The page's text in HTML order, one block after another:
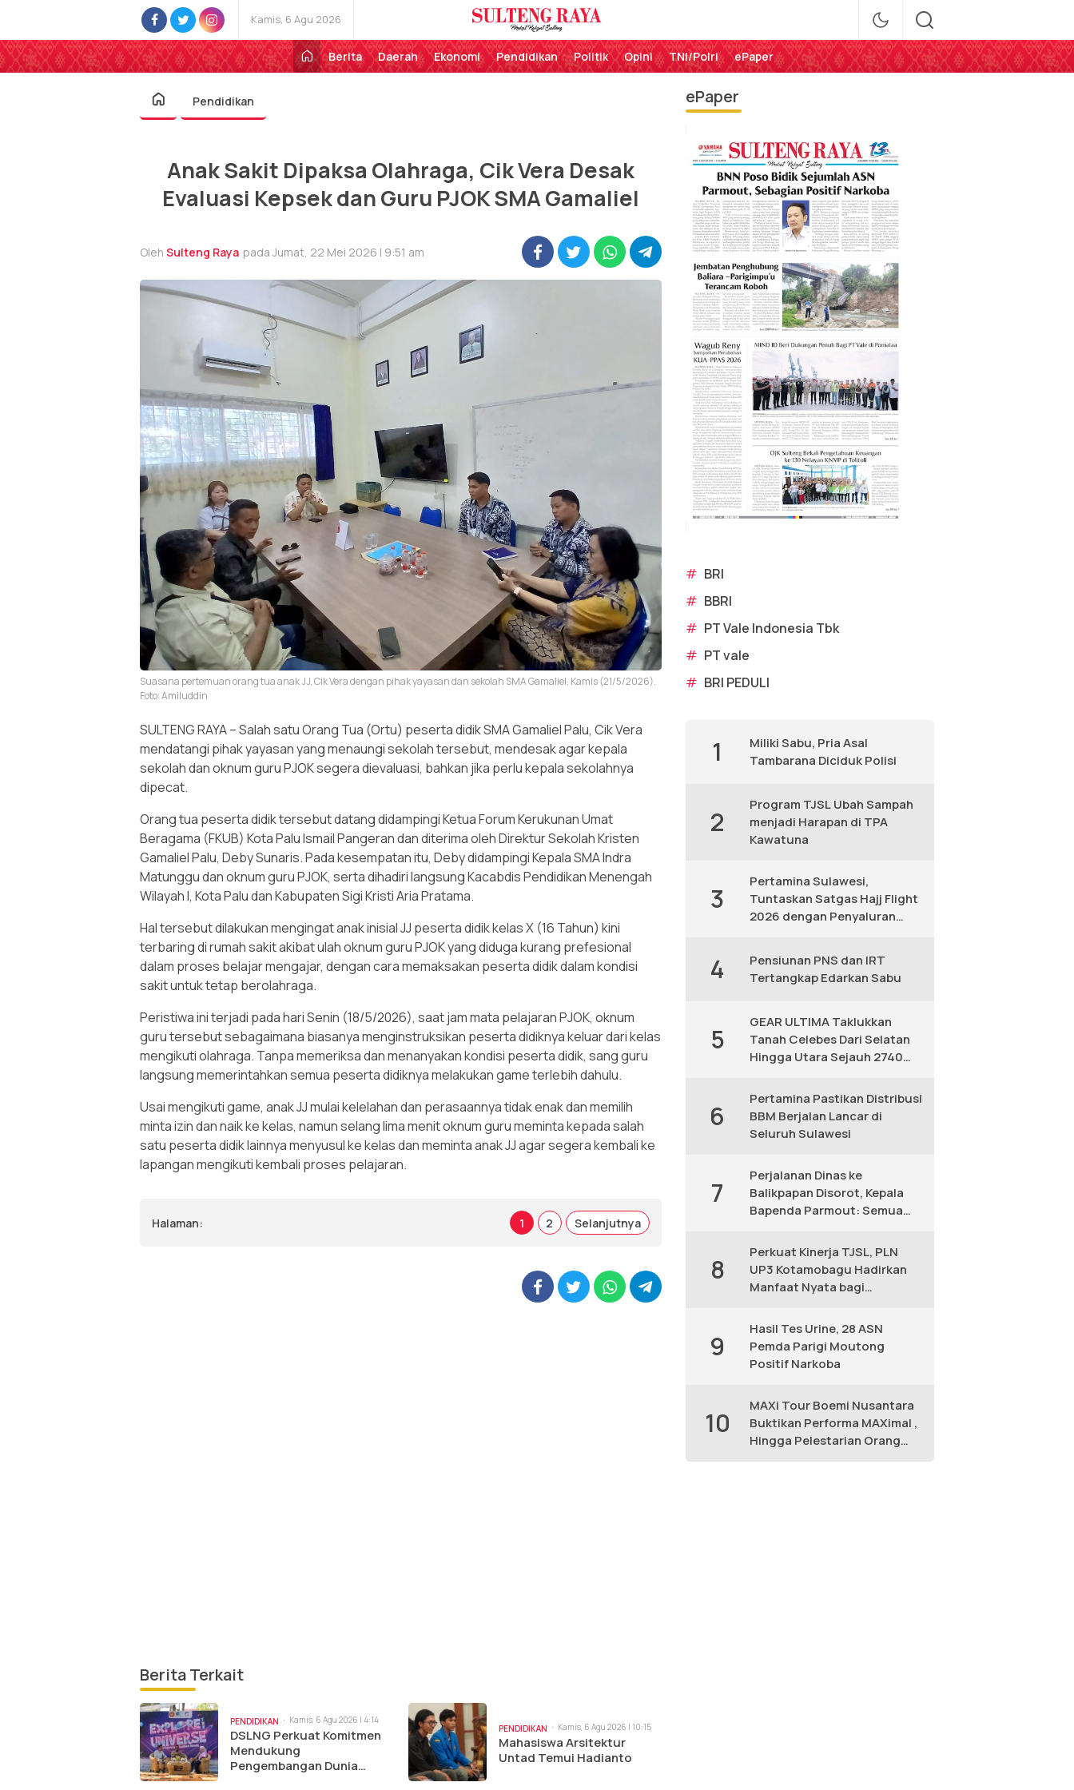
Kamis, 6 Agu 2026
Sulteng Raya
Perekat Rakyat Sulteng
Berita
Daerah Ekonomi Pendidikan Politik Opini TNI/Polri ePaper
Pendidikan
Anak Sakit Dipaksa Olahraga, Cik Vera Desak
Evaluasi Kepsek dan Guru PJOK SMA Gamaliel
Oleh Sulteng Raya pada Jumat, 22 Mei 2026 | 9:51 am
Suasana pertemuan orang tua anak JJ, Cik Vera dengan pihak yayasan dan sekolah SMA Gamaliel, Kamis (21/5/2026).
Foto: Amiluddin
SULTENG RAYA – Salah satu Orang Tua (Ortu) peserta didik SMA Gamaliel Palu, Cik Vera
mendatangi pihak yayasan yang menaungi sekolah tersebut, mendesak agar kepala
sekolah dan oknum guru PJOK segera dievaluasi, bahkan jika perlu kepala sekolahnya
dipecat.
Orang tua peserta didik tersebut datang didampingi Ketua Forum Kerukunan Umat
Beragama (FKUB) Kota Palu Ismail Pangeran dan diterima oleh Direktur Sekolah Kristen
Gamaliel Palu, Deby Sunaris. Pada kesempatan itu, Deby didampingi Kepala SMA Indra
Matunggu dan oknum guru PJOK, serta dihadiri langsung Kacabdis Pendidikan Menengah
Wilayah I, Kota Palu dan Kabupaten Sigi Kristi Aria Pratama.
Hal tersebut dilakukan mengingat anak inisial JJ peserta didik kelas X (16 Tahun) kini
terbaring di rumah sakit akibat ulah oknum guru PJOK yang diduga kurang prefesional
dalam proses belajar mengajar, dengan cara memaksakan peserta didik dalam kondisi
sakit untuk tetap berolahraga.
Peristiwa ini terjadi pada hari Senin (18/5/2026), saat jam mata pelajaran PJOK, oknum
guru tersebut sebagaimana biasanya menginstruksikan peserta didiknya keluar dari kelas
mengikuti olahraga. Tanpa memeriksa dan menanyakan kondisi peserta didik, sang guru
langsung memerintahkan semua peserta didiknya melakukan game terlebih dahulu.
Usai mengikuti game, anak JJ mulai kelelahan dan perasaannya tidak enak dan memilih
minta izin dan naik ke kelas, namun selang lima menit oknum guru meminta kepada salah
satu peserta didik lainnya menyusul ke kelas dan meminta anak JJ agar segera kembali ke
lapangan mengikuti kembali proses pelajaran.
Halaman: 1 2 Selanjutnya
Berita Terkait
PENDIDIKAN
Kamis, 6 Agu 2026 | 4:14
pm
DSLNG Perkuat Komitmen
Mendukung
Pengembangan Dunia
PENDIDIKAN
Kamis, 6 Agu 2026 | 10:15
am
Mahasiswa Arsitektur
Untad Temui Hadianto
ePaper
# BRI
# BBRI
# PT Vale Indonesia Tbk
# PT vale
# BRI PEDULI
1
Miliki Sabu, Pria Asal
Tambarana Diciduk Polisi
2
Program TJSL Ubah Sampah
menjadi Harapan di TPA
Kawatuna
3
Pertamina Sulawesi,
Tuntaskan Satgas Hajj Flight
2026 dengan Penyaluran
4
Pensiunan PNS dan IRT
Tertangkap Edarkan Sabu
5
GEAR ULTIMA Taklukkan
Tanah Celebes Dari Selatan
Hingga Utara Sejauh 2740
6
Pertamina Pastikan Distribusi
BBM Berjalan Lancar di
Seluruh Sulawesi
7
Perjalanan Dinas ke
Balikpapan Disorot, Kepala
Bapenda Parmout: Semua
8
Perkuat Kinerja TJSL, PLN
UP3 Kotamobagu Hadirkan
Manfaat Nyata bagi
9
Hasil Tes Urine, 28 ASN
Pemda Parigi Moutong
Positif Narkoba
10
MAXi Tour Boemi Nusantara
Buktikan Performa MAXimal ,
Hingga Pelestarian Orang